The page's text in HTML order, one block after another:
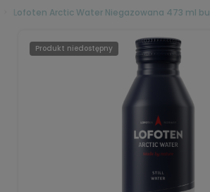
Lofoten Arctic Water Niegazowana 473 ml
Produkt niedostępny